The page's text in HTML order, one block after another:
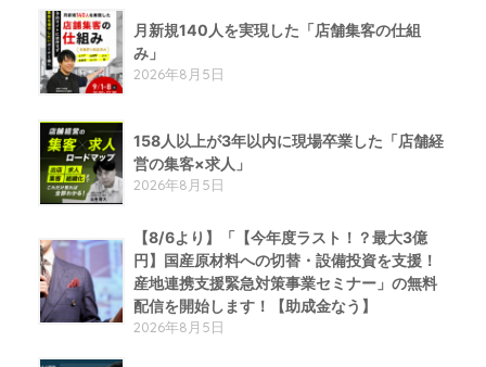
月新規140人を実現した「店舗集客の仕組
み」
2026年8月5日
158人以上が3年以内に現場卒業した「店舗経
営の集客×求人」
2026年8月5日
【8/6より】「【今年度ラスト！？最大3億
円】国産原材料への切替・設備投資を支援！
産地連携支援緊急対策事業セミナー」の無料
配信を開始します！【助成金なう】
2026年8月5日